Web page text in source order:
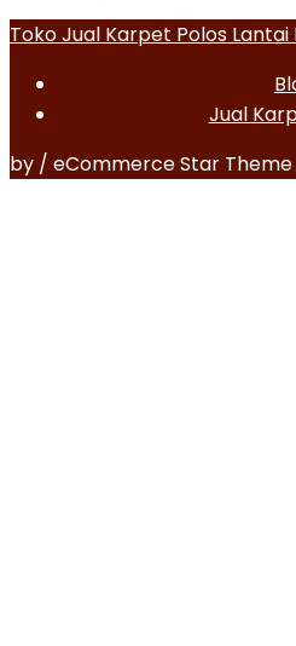
Toko Jual Karpet Polos
Jual
by / eCommerce Star Theme